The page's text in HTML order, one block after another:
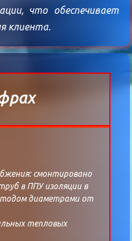
что обеспечивает
клиента.
смонтировано
в ППУ изоляции в
диаметрами от
тепловых